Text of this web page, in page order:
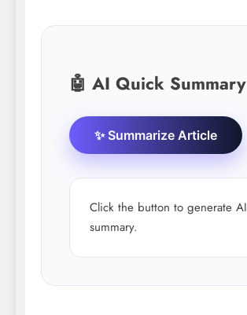
🤖 AI Quick Summary
✨ Summarize Article
Click the button to generate AI
summary.